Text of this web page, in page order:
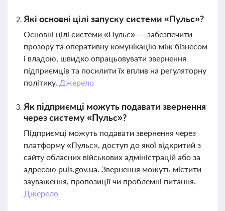
Які основні цілі запуску системи «Пульс»?
Основні цілі системи «Пульс» — забезпечити
прозору та оперативну комунікацію між бізнесом
і владою, швидко опрацьовувати звернення
підприємців та посилити їх вплив на регуляторну
політику. Джерело
Як підприємці можуть подавати звернення
через систему «Пульс»?
Підприємці можуть подавати звернення через
платформу «Пульс», доступ до якої відкритий з
сайту обласних військових адміністрацій або за
адресою puls.gov.ua. Звернення можуть містити
зауваження, пропозиції чи проблемні питання.
Джерело